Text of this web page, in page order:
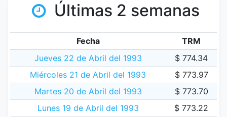
Últimas 2 semanas
Fecha
TRM
Jueves 22 de Abril del 1993
$ 774.34
Miércoles 21 de Abril del 1993
$ 773.97
Martes 20 de Abril del 1993
$ 773.70
Lunes 19 de Abril del 1993
$ 773.22